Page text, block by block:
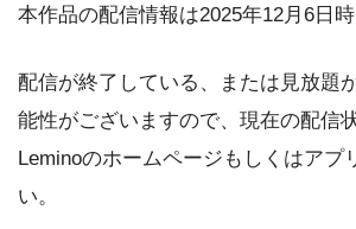
本作品の配信情報は2025年12月6日時
配信が終了している、または見放題
能性がございますので、現在の配信
Leminoのホームページもしくはアプ
い。